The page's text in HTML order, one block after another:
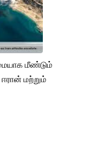
மீண்டும்
மற்றும்